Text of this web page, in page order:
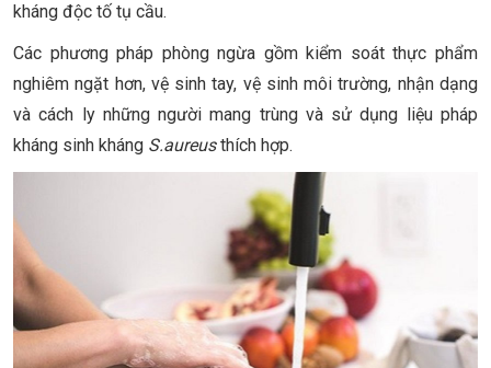
kháng độc tố tụ cầu.
Các phương pháp phòng ngừa gồm kiểm soát thực phẩm
nghiêm ngặt hơn, vệ sinh tay, vệ sinh môi trường, nhận dạng
và cách ly những người mang trùng và sử dụng liệu pháp
kháng sinh kháng S.aureusthích hợp.